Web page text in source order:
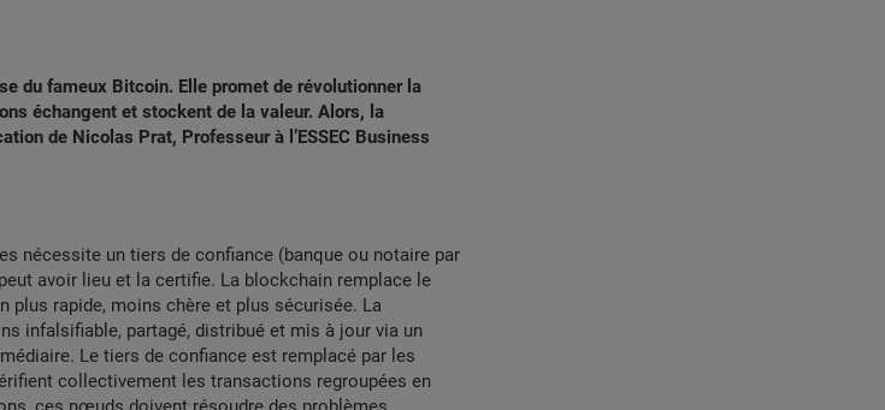
du fameux Bitcoin. Elle promet de révolutionner la
échangent et stockent de la valeur. Alors, la
de Nicolas Prat, Professeur à l’ESSEC Business
nécessite un tiers de confiance (banque ou notaire par
avoir lieu et la certifie. La blockchain remplace le
plus rapide, moins chère et plus sécurisée. La
infalsifiable, partagé, distribué et mis à jour via un
Le tiers de confiance est remplacé par les
collectivement les transactions regroupées en